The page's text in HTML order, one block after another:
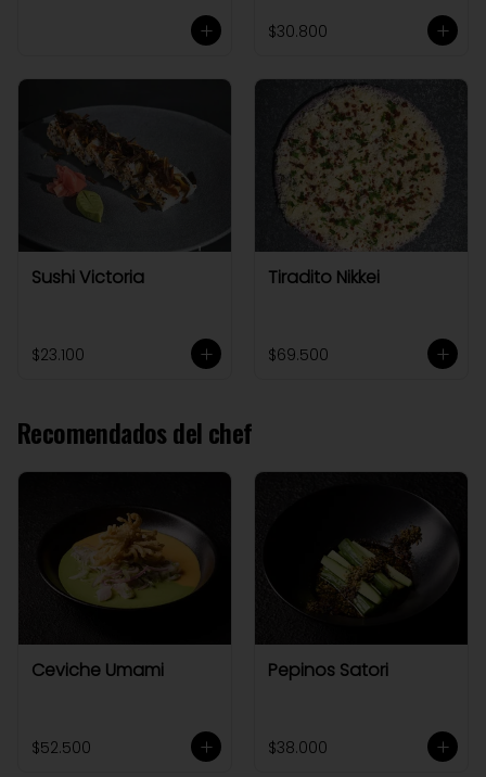
$30.800
Sushi Victoria
$23.100
Tiradito Nikkei
$69.500
Recomendados del chef
Ceviche Umami
$52.500
Pepinos Satori
$38.000